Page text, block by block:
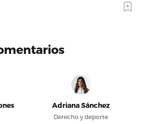
Adriana Sánchez
Derecho y deporte